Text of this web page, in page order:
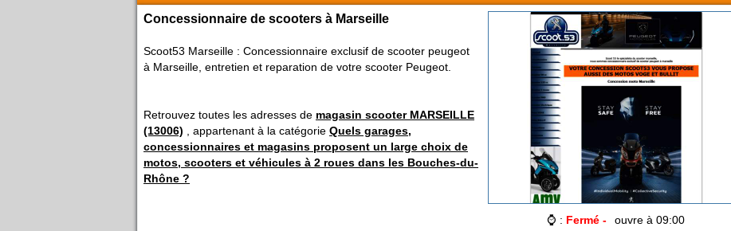
⌚ : Fermé - ouvre à 09:00
Concessionnaire de scooters à Marseille
Scoot53 Marseille : Concessionnaire exclusif de scooter peugeot
à Marseille, entretien et reparation de votre scooter Peugeot.
Retrouvez toutes les adresses de magasin scooter MARSEILLE
(13006) , appartenant à la catégorie Quels garages,
concessionnaires et magasins proposent un large choix de
motos, scooters et véhicules à 2 roues dans les Bouches-du-
Rhône ?